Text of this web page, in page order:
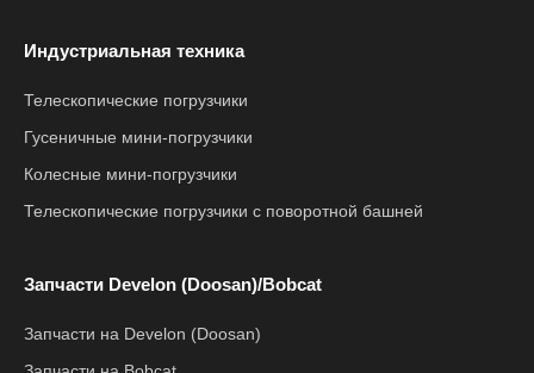
Индустриальная техника
Телескопические погрузчики
Гусеничные мини-погрузчики
Колесные мини-погрузчики
Телескопические погрузчики с поворотной башней
Запчасти Develon (Doosan)/Bobcat
Запчасти на Develon (Doosan)